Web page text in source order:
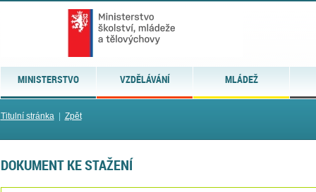
MINISTERSTVO VZDĚLÁVÁNÍ MLÁDEŽ
Titulní stránka| Zpět
DOKUMENT KE STAŽENÍ